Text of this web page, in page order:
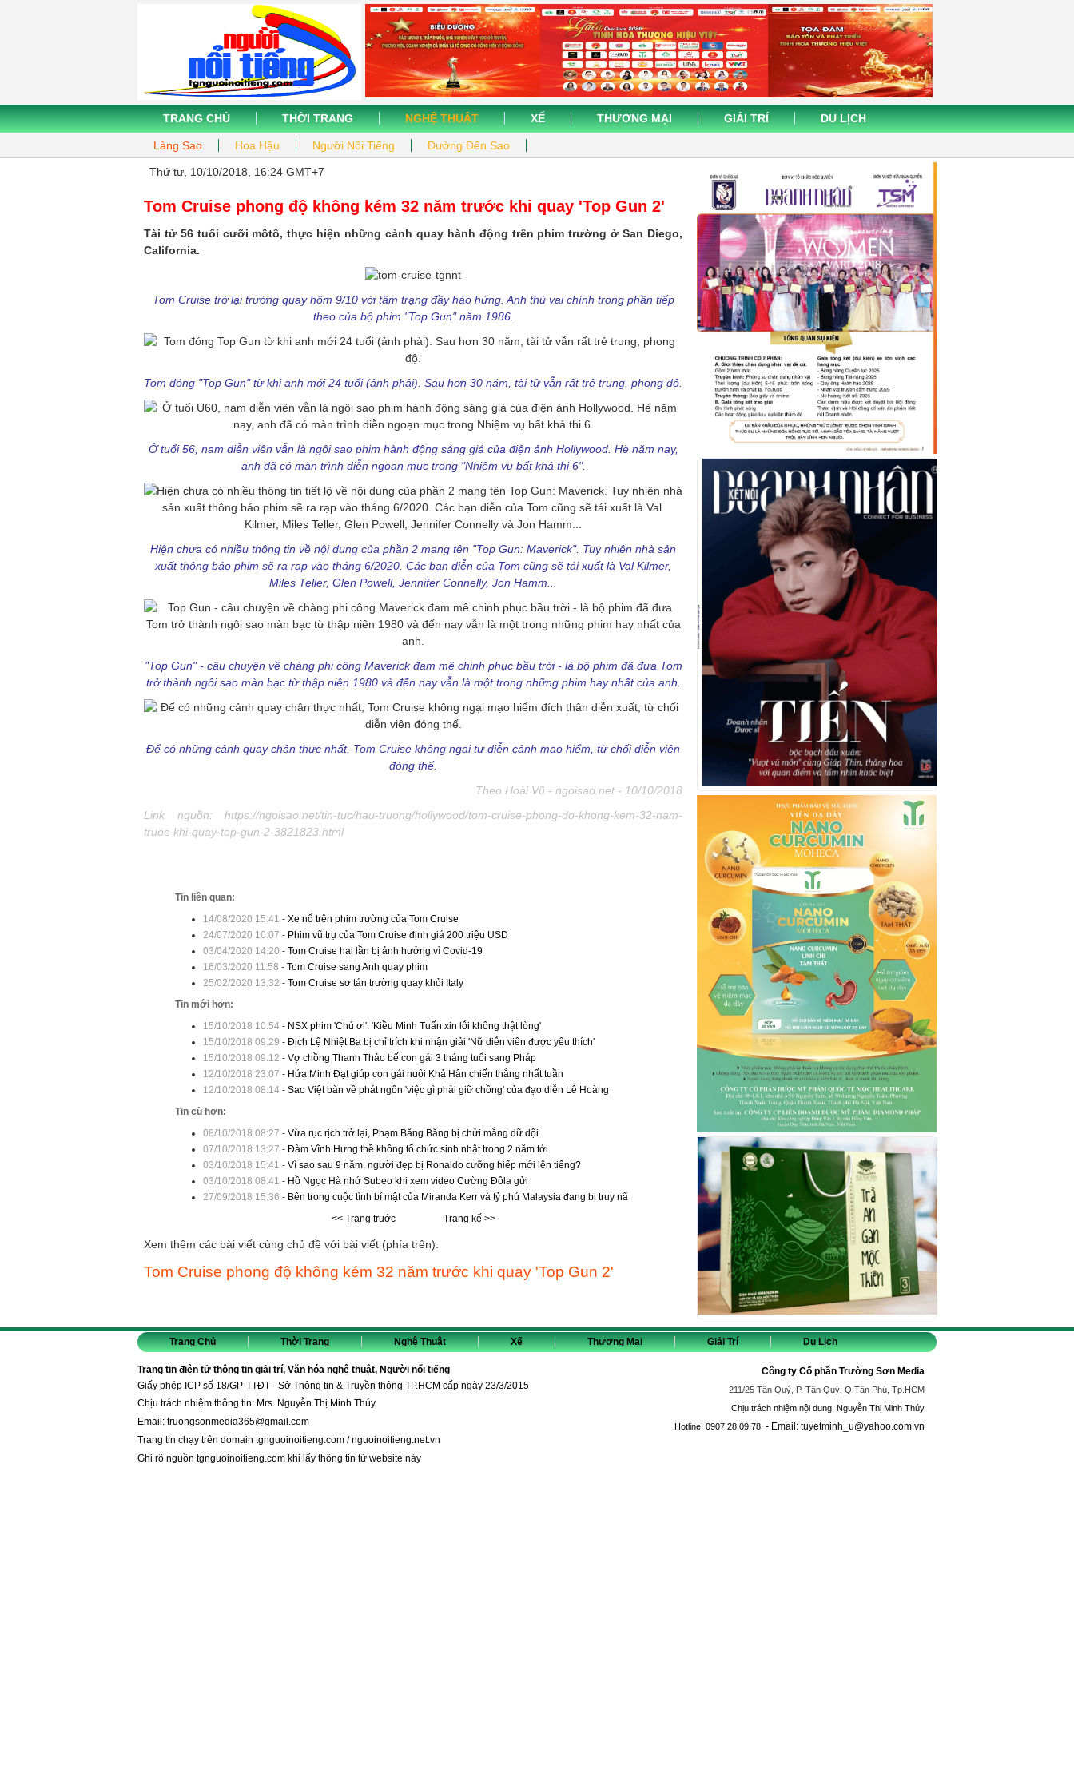
TRANG CHỦ THỜI TRANG NGHỆ THUẬT
Làng Sao Hoa Hậu Người Nổi Tiếng Đường Đến Sao
XẾ THƯƠNG MẠI GIẢI TRÍ DU LỊCH
Thứ tư, 10/10/2018, 16:24 GMT+7
Tom Cruise phong độ không kém 32 năm trước khi quay 'Top Gun 2'
Tài tử 56 tuổi cưỡi môtô, thực hiện những cảnh quay hành động trên phim trường ở San Diego,
California.
Tom Cruise trở lại trường quay hôm 9/10 với tâm trạng đầy hào hứng. Anh thủ vai chính trong phần tiếp
theo của bộ phim "Top Gun" năm 1986.
Tom đóng "Top Gun" từ khi anh mới 24 tuổi (ảnh phải). Sau hơn 30 năm, tài tử vẫn rất trẻ trung, phong độ.
Ở tuổi 56, nam diễn viên vẫn là ngôi sao phim hành động sáng giá của điện ảnh Hollywood. Hè năm nay,
anh đã có màn trình diễn ngoạn mục trong "Nhiệm vụ bất khả thi 6".
Hiện chưa có nhiều thông tin về nội dung của phần 2 mang tên "Top Gun: Maverick". Tuy nhiên nhà sản
xuất thông báo phim sẽ ra rạp vào tháng 6/2020. Các bạn diễn của Tom cũng sẽ tái xuất là Val Kilmer,
Miles Teller, Glen Powell, Jennifer Connelly, Jon Hamm...
"Top Gun" - câu chuyện về chàng phi công Maverick đam mê chinh phục bầu trời - là bộ phim đã đưa Tom
trở thành ngôi sao màn bạc từ thập niên 1980 và đến nay vẫn là một trong những phim hay nhất của anh.
Để có những cảnh quay chân thực nhất, Tom Cruise không ngại tự diễn cảnh mạo hiểm, từ chối diễn viên
đóng thế.
Theo Hoài Vũ - ngoisao.net - 10/10/2018
Link nguồn: https://ngoisao.net/tin-tuc/hau-truong/hollywood/tom-cruise-phong-do-khong-kem-32-nam-
truoc-khi-quay-top-gun-2-3821823.html
Tin liên quan:
14/08/2020 15:41 - Xe nổ trên phim trường của Tom Cruise
24/07/2020 10:07 - Phim vũ trụ của Tom Cruise định giá 200 triệu USD
03/04/2020 14:20 - Tom Cruise hai lần bị ảnh hưởng vì Covid-19
16/03/2020 11:58 - Tom Cruise sang Anh quay phim
25/02/2020 13:32 - Tom Cruise sơ tán trường quay khỏi Italy
Tin mới hơn:
15/10/2018 10:54- NSX phim 'Chú ơi': 'Kiều Minh Tuấn xin lỗi không thật lòng'
15/10/2018 09:29 - Địch Lệ Nhiệt Ba bị chỉ trích khi nhận giải 'Nữ diễn viên được yêu thích'
15/10/2018 09:12 - Vợ chồng Thanh Thảo bế con gái 3 tháng tuổi sang Pháp
12/10/2018 23:07 - Hứa Minh Đạt giúp con gái nuôi Khả Hân chiến thắng nhất tuần
12/10/2018 08:14- Sao Việt bàn về phát ngôn 'việc gì phải giữ chồng' của đạo diễn Lê Hoàng
Tin cũ hơn:
08/10/2018 08:27 - Vừa rục rịch trở lại, Phạm Băng Băng bị chửi mắng dữ dội
07/10/2018 13:27 - Đàm Vĩnh Hưng thề không tổ chức sinh nhật trong 2 năm tới
03/10/2018 15:41 - Vì sao sau 9 năm, người đẹp bị Ronaldo cưỡng hiếp mới lên tiếng?
03/10/2018 08:41 - Hồ Ngọc Hà nhớ Subeo khi xem video Cường Đôla gửi
27/09/2018 15:36 - Bên trong cuộc tình bí mật của Miranda Kerr và tỷ phú Malaysia đang bị truy nã
<< Trang truớc
Trang kế >>
Xem thêm các bài viết cùng chủ đề với bài viết (phía trên):
Tom Cruise phong độ không kém 32 năm trước khi quay 'Top Gun 2'
Trang Chủ Thời Trang Nghệ Thuật Xế Thương Mại Giải Trí Du Lịch
Trang tin điện tử thông tin giải trí, Văn hóa nghệ thuật, Người nổi tiếng
Giấy phép ICP số 18/GP-TTĐT - Sở Thông tin & Truyền thông TP.HCM cấp ngày 23/3/2015
Chịu trách nhiệm thông tin: Mrs. Nguyễn Thị Minh Thúy
Email: truongsonmedia365@gmail.com
Trang tin chạy trên domain tgnguoinoitieng.com /nguoinoitieng.net.vn
Ghi rõ nguồn tgnguoinoitieng.com khi lấy thông tin từ website này
Công ty Cổ phần Trường Sơn Media
211/25 Tân Quý, P. Tân Quý, Q.Tân Phú, Tp.HCM
Chịu trách nhiệm nội dung: Nguyễn Thị Minh Thúy
Hotline: 0907.28.09.78 - Email: tuyetminh_u@yahoo.com.vn